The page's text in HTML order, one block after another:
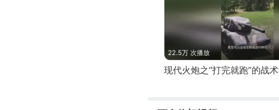
22.5万 次播放
现代火炮之“打完就跑”的战术